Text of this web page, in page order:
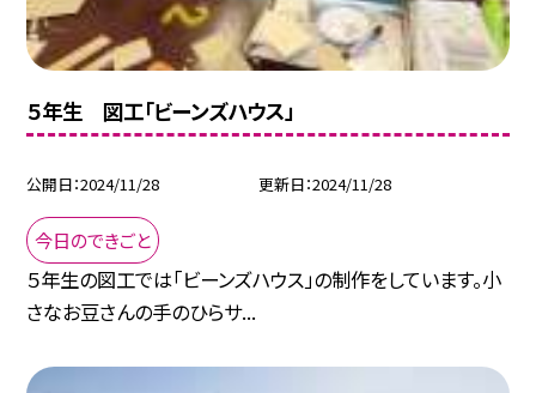
５年生 図工「ビーンズハウス」
公開日 2024/11/28 更新日 2024/11/28
今日のできごと
５年生の図工では「ビーンズハウス」の制作をしています。小
さなお豆さんの手のひらサ...